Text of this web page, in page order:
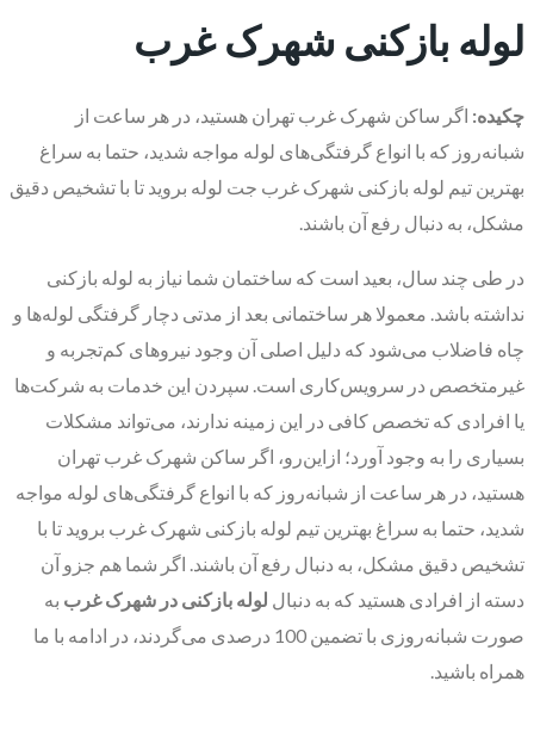
لوله بازکنی شهرک غرب
چکیده: اگر ساکن شهرک غرب تهران هستید، در هر ساعت از
شبانه‌روز که با انواع گرفتگی‌های لوله مواجه شدید، حتما به سراغ
بهترین تیم لوله بازکنی شهرک غرب جت لوله بروید تا با تشخیص دقیق
مشکل، به دنبال رفع آن باشند.
در طی چند سال، بعید است که ساختمان شما نیاز به لوله بازکنی
نداشته باشد. معمولا هر ساختمانی بعد از مدتی دچار گرفتگی لوله‌ها و
چاه فاضلاب می‌شود که دلیل اصلی آن وجود نیروهای کم‌تجربه و
غیرمتخصص در سرویس‌کاری است. سپردن این خدمات به شرکت‌ها
یا افرادی که تخصص کافی در این زمینه ندارند، می‌تواند مشکلات
بسیاری را به وجود آورد؛ ازاین‌رو، اگر ساکن شهرک غرب تهران
هستید، در هر ساعت از شبانه‌روز که با انواع گرفتگی‌های لوله مواجه
شدید، حتما به سراغ بهترین تیم لوله بازکنی شهرک غرب بروید تا با
تشخیص دقیق مشکل، به دنبال رفع آن باشند. اگر شما هم جزو آن
دسته از افرادی هستید که به دنبال لوله بازکنی در شهرک غرب به
صورت شبانه‌روزی با تضمین 100 درصدی می‌گردند، در ادامه با ما
همراه باشید.